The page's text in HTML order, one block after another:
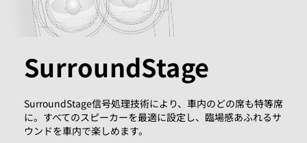
SurroundStage
SurroundStage信号処理技術により、車内のどの席も特等席
に。すべてのスピーカーを最適に設定し、臨場感あふれるサ
ウンドを車内で楽しめます。